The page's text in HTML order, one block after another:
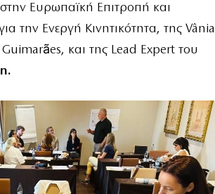
Ευρωπαϊκή Επιτροπή και
την Ενεργή Κινητικότητα, της Vânia
και της Lead Expert του